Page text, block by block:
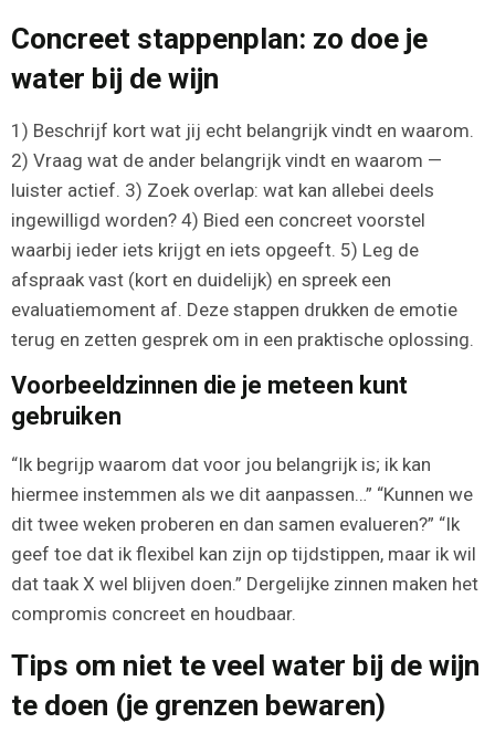
Concreet stappenplan: zo doe je
water bij de wijn
1) Beschrijf kort wat jij echt belangrijk vindt en waarom.
2) Vraag wat de ander belangrijk vindt en waarom —
luister actief. 3) Zoek overlap: wat kan allebei deels
ingewilligd worden? 4) Bied een concreet voorstel
waarbij ieder iets krijgt en iets opgeeft. 5) Leg de
afspraak vast (kort en duidelijk) en spreek een
evaluatiemoment af. Deze stappen drukken de emotie
terug en zetten gesprek om in een praktische oplossing.
Voorbeeldzinnen die je meteen kunt
gebruiken
“Ik begrijp waarom dat voor jou belangrijk is; ik kan
hiermee instemmen als we dit aanpassen…” “Kunnen we
dit twee weken proberen en dan samen evalueren?” “Ik
geef toe dat ik flexibel kan zijn op tijdstippen, maar ik wil
dat taak X wel blijven doen.” Dergelijke zinnen maken het
compromis concreet en houdbaar.
Tips om niet te veel water bij de wijn
te doen (je grenzen bewaren)